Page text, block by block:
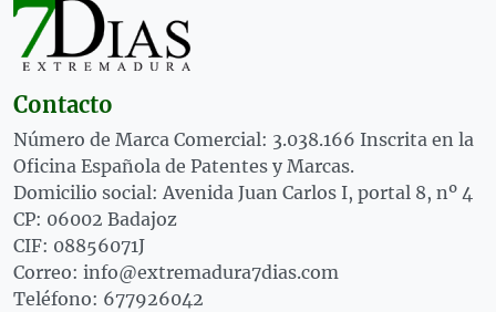
Contacto
Número de Marca Comercial: 3.038.166 Inscrita en la
Oficina Española de Patentes y Marcas.
Domicilio social: Avenida Juan Carlos I, portal 8, nº 4
CP: 06002 Badajoz
CIF: 08856071J
Correo: info@extremadura7dias.com
Teléfono: 677926042